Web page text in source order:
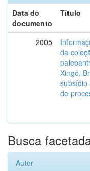
Data do
documento
Título
2005
da
Xingó,
subsídio
de
Busca
Autor